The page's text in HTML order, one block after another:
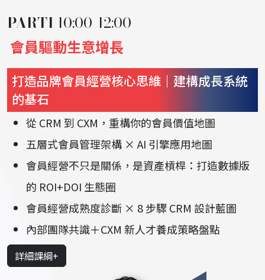
PART1 10:00-12:00
會員驅動生意增長
打造品牌會員經營核心思維｜建構成長系統
的基石
從 CRM 到 CXM，重構你的會員價值地圖
五層式會員管理架構 × AI 引擎應用地圖
會員經營不只是關係，是資產槓桿：打造數據版
的 ROI+DOI 生態圈
會員經營成熟度診斷 × 8 步驟 CRM 設計藍圖
內部團隊共識＋CXM 新人才養成策略盤點
詳細課綱+